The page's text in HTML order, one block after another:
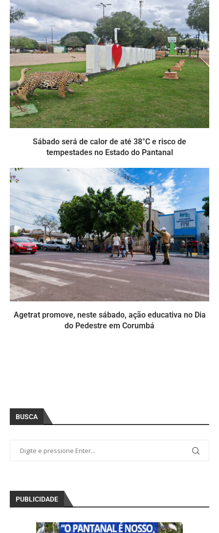
Sábado será de calor de até 38°C e risco de
tempestades no Estado do Pantanal
Agetrat promove, neste sábado, ação educativa no Dia
do Pedestre em Corumbá
BUSCA
PUBLICIDADE